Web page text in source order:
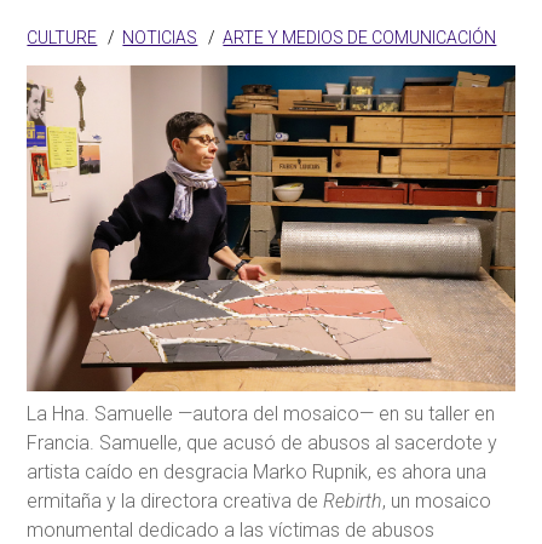
CULTURE NOTICIAS ARTE Y MEDIOS DE COMUNICACIÓN
La Hna. Samuelle —autora del mosaico— en su taller en
Francia. Samuelle, que acusó de abusos al sacerdote y
artista caído en desgracia Marko Rupnik, es ahora una
ermitaña y la directora creativa deRebirth, un mosaico
monumental dedicado a las víctimas de abusos